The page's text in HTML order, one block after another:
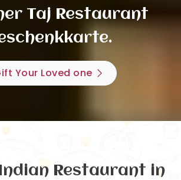
Taj Restaurant
Your Loved one
Restaurant in